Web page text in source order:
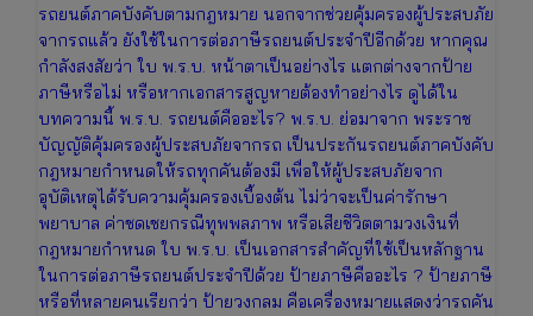
รถยนต์ภาคบังคับตามกฎหมาย นอกจากช่วยคุ้มครองผู้ประสบภัย
จากรถแล้ว ยังใช้ในการต่อภาษีรถยนต์ประจำปีอีกด้วย หากคุณ
กำลังสงสัยว่า ใบ พ.ร.บ. หน้าตาเป็นอย่างไร แตกต่างจากป้าย
ภาษีหรือไม่ หรือหากเอกสารสูญหายต้องทำอย่างไร ดูได้ใน
บทความนี้ พ.ร.บ. รถยนต์คืออะไร? พ.ร.บ. ย่อมาจาก พระราช
บัญญัติคุ้มครองผู้ประสบภัยจากรถ เป็นประกันรถยนต์ภาคบังคับ
กฎหมายกำหนดให้รถทุกคันต้องมี เพื่อให้ผู้ประสบภัยจาก
อุบัติเหตุได้รับความคุ้มครองเบื้องต้น ไม่ว่าจะเป็นค่ารักษา
พยาบาล ค่าชดเชยกรณีทุพพลภาพ หรือเสียชีวิตตามวงเงินที่
กฎหมายกำหนด ใบ พ.ร.บ. เป็นเอกสารสำคัญที่ใช้เป็นหลักฐาน
ในการต่อภาษีรถยนต์ประจำปีด้วย ป้ายภาษีคืออะไร ? ป้ายภาษี
หรือที่หลายคนเรียกว่า ป้ายวงกลม คือเครื่องหมายแสดงว่ารถคัน